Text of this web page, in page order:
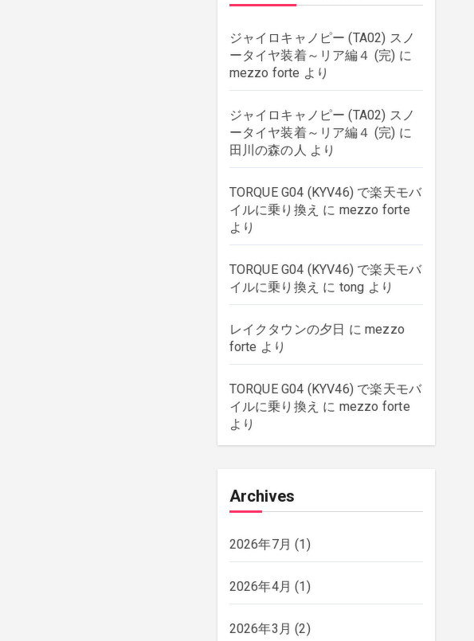
ジャイロキャノピー (TA02) スノ
ータイヤ装着～リア編４ (完) に
mezzo forte より
ジャイロキャノピー (TA02) スノ
ータイヤ装着～リア編４ (完) に
田川の森の人 より
TORQUE G04 (KYV46) で楽天モバ
イルに乗り換え に mezzo forte
より
TORQUE G04 (KYV46) で楽天モバ
イルに乗り換え に tong より
レイクタウンの夕日 に mezzo
forte より
TORQUE G04 (KYV46) で楽天モバ
イルに乗り換え に mezzo forte
より
Archives
2026年7月 (1)
2026年4月 (1)
2026年3月 (2)